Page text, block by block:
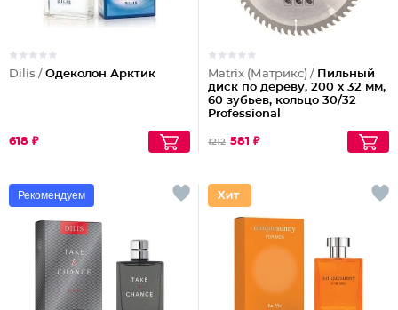
Dilis / Одеколон Арктик
618 ₽
Matrix (Матрикс) / Пильный
диск по дереву, 200 х 32 мм,
60 зубьев, кольцо 30/32
Professional
1212 581 ₽
Рекомендуем